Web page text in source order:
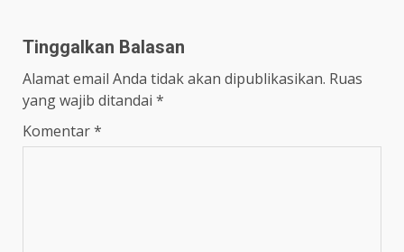
Tinggalkan Balasan
Alamat email Anda tidak akan dipublikasikan. Ruas
yang wajib ditandai *
Komentar*